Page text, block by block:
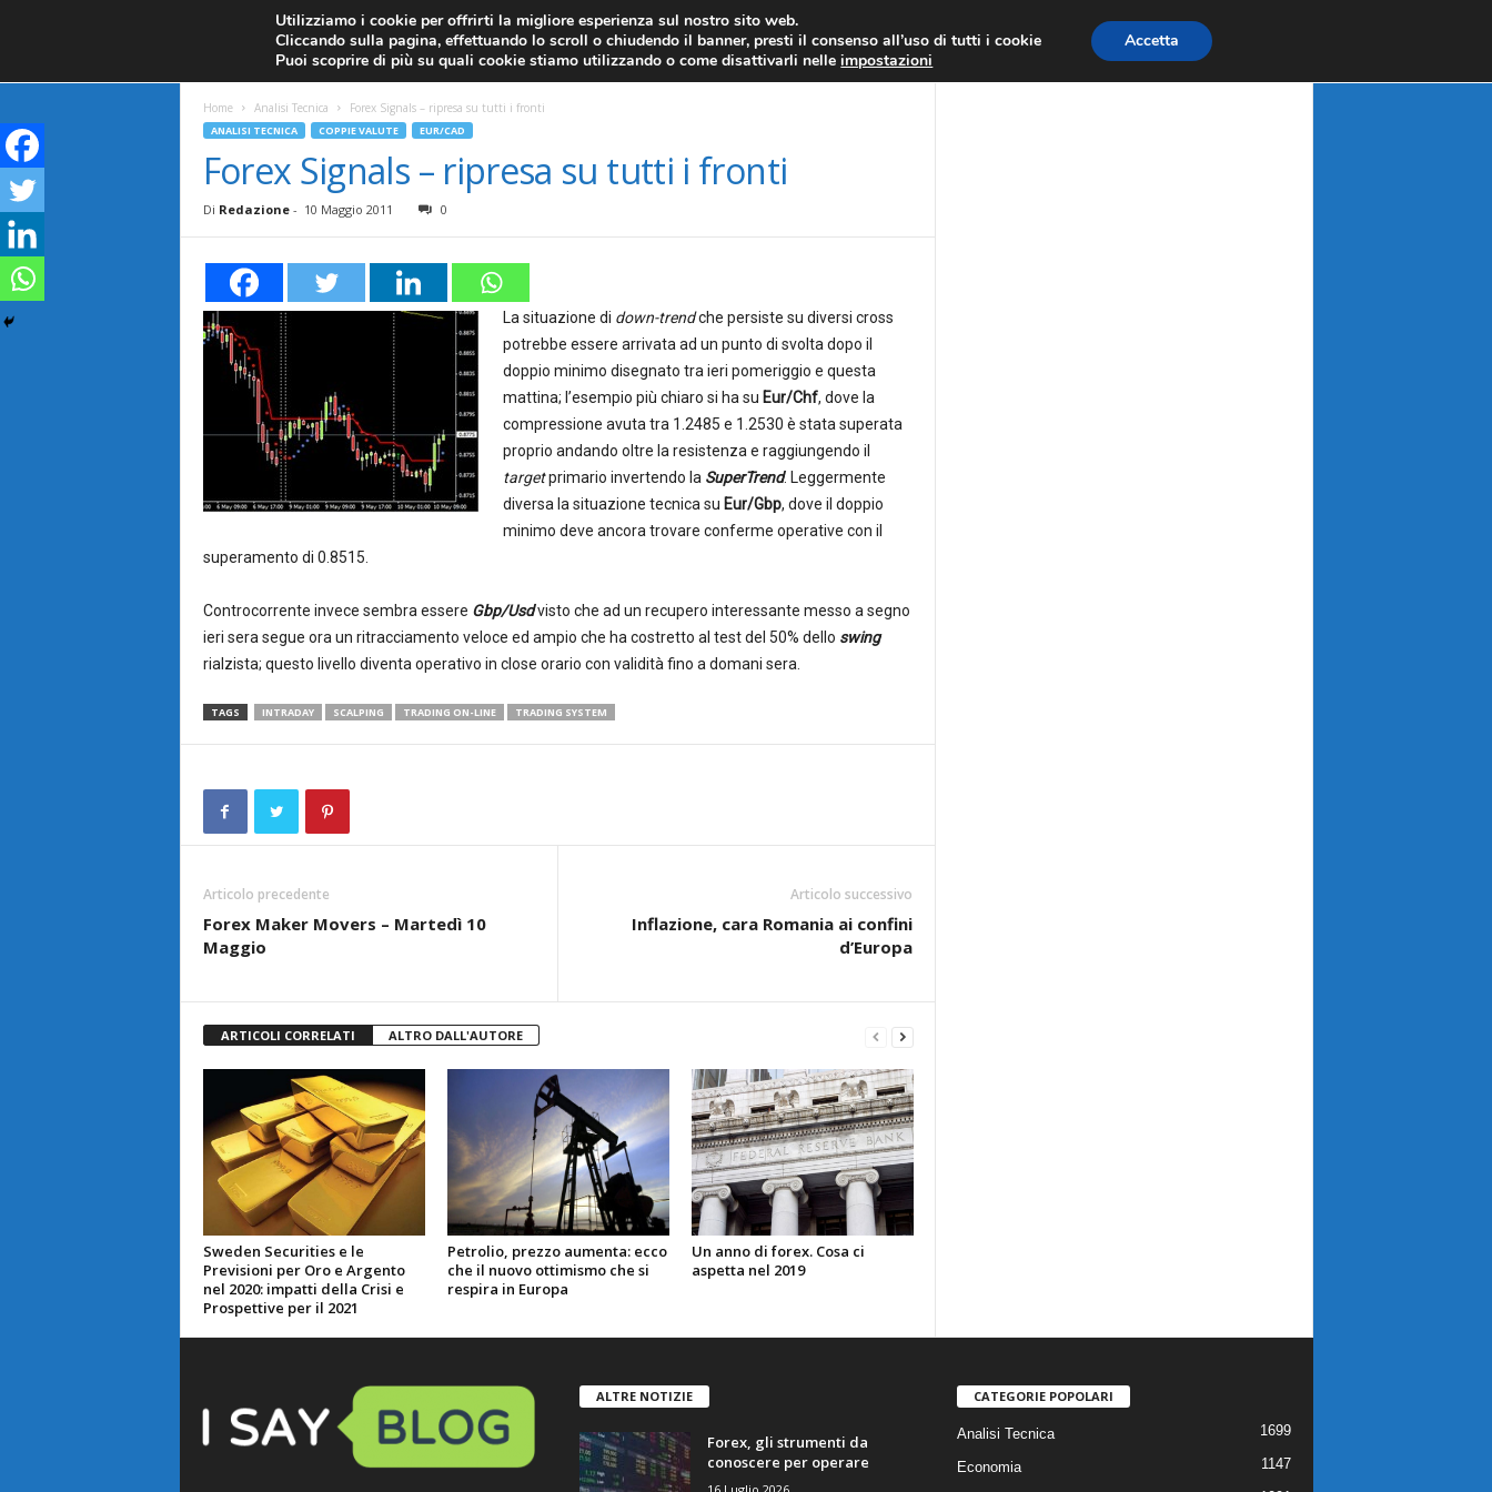
CANDELE GIAPPONESI ECONOMIA FOREX GRATIS FOREX NEWS FOREX SIGNALS FOREX TRADING
F
a
o
r
e
x
ANALISI TECNICA EURO/DOLLARO ECONOMIA FOREX NEWS
Home Analisi Tecnica Forex Signals – ripresa su tutti i fronti
ANALISI TECNICA COPPIE VALUTE EUR/CAD
Forex Signals – ripresa su tutti i fronti
Di Redazione- 10 Maggio 2011 0
La situazione di down-trendche persiste su diversi cross
potrebbe essere arrivata ad un punto di svolta dopo il
doppio minimo disegnato tra ieri pomeriggio e questa
mattina; l’esempio più chiaro si ha su Eur/Chf, dove la
compressione avuta tra 1.2485 e 1.2530 è stata superata
proprio andando oltre la resistenza e raggiungendo il
targetprimario invertendo la SuperTrend. Leggermente
diversa la situazione tecnica su Eur/Gbp, dove il doppio
minimo deve ancora trovare conferme operative con il
superamento di 0.8515.
Controcorrente invece sembra essere Gbp/Usdvisto che ad un recupero interessante messo a segno
ieri sera segue ora un ritracciamento veloce ed ampio che ha costretto al test del 50% dello swing
rialzista; questo livello diventa operativo in close orario con validità fino a domani sera.
TAGS INTRADAY SCALPING TRADING ON-LINE TRADING SYSTEM
Articolo precedente
Forex Maker Movers – Martedì 10
Maggio
Articolo successivo
Inflazione, cara Romania ai confini
d’Europa
ARTICOLI CORRELATI ALTRO DALL'AUTORE
Sweden Securities e le
Previsioni per Oro e Argento
nel 2020: impatti della Crisi e
Prospettive per il 2021
Petrolio, prezzo aumenta: ecco
che il nuovo ottimismo che si
respira in Europa
Un anno di forex. Cosa ci
aspetta nel 2019
ALTRE NOTIZIE
Forex, gli strumenti da
conoscere per operare
CATEGORIE POPOLARI
Analisi Tecnica 1699
Economia 1147
Utilizziamo i cookie per offrirti la migliore esperienza sul nostro sito web.
Cliccando sulla pagina, effettuando lo scroll o chiudendo il banner, presti il consenso all’uso di tutti i cookie
Puoi scoprire di più su quali cookie stiamo utilizzando o come disattivarli nelleimpostazioni
Accetta